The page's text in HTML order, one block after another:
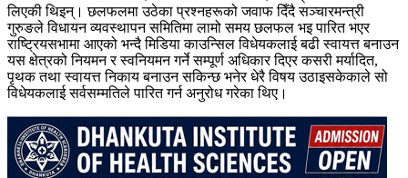
लिएकी थिइन्। छलफलमा उठेका प्रश्नहरूको जवाफ दिँदै सञ्चारमन्त्री
गुरुङले विधायन व्यवस्थापन समितिमा लामो समय छलफल भइ पारित भएर
राष्ट्रियसभामा आएको भन्दै मिडिया काउन्सिल विधेयकलाई बढी स्वायत्त बनाउन
यस क्षेत्रको नियमन र स्वनियमन गर्ने सम्पूर्ण अधिकार दिएर कसरी मर्यादित,
पृथक तथा स्वायत्त निकाय बनाउन सकिन्छ भनेर धेरै विषय उठाइसकेकाले सो
विधेयकलाई सर्वसम्मतिले पारित गर्न अनुरोध गरेका थिए।